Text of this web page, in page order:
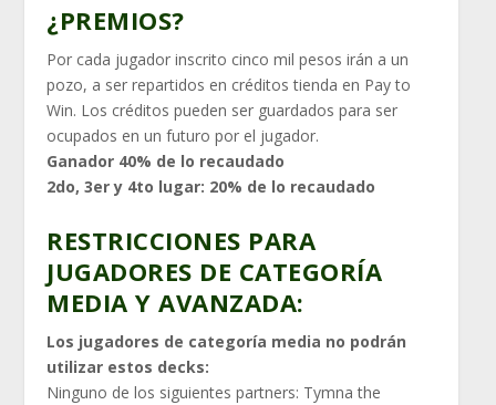
¿PREMIOS?
Por cada jugador inscrito cinco mil pesos irán a un
pozo, a ser repartidos en créditos tienda en Pay to
Win. Los créditos pueden ser guardados para ser
ocupados en un futuro por el jugador.
Ganador 40% de lo recaudado
2do, 3er y 4to lugar: 20% de lo recaudado
RESTRICCIONES PARA
JUGADORES DE CATEGORÍA
MEDIA Y AVANZADA:
Los jugadores de categoría media no podrán
utilizar estos decks:
Ninguno de los siguientes partners: Tymna the